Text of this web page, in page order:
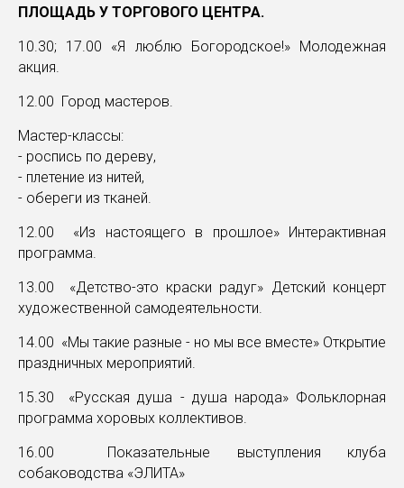
ПЛОЩАДЬ У ТОРГОВОГО ЦЕНТРА.
10.30; 17.00 «Я люблю Богородское!» Молодежная
акция.
12.00 Город мастеров.
Мастер-классы:
- роспись по дереву,
- плетение из нитей,
- обереги из тканей.
12.00 «Из настоящего в прошлое» Интерактивная
программа.
13.00 «Детство-это краски радуг» Детский концерт
художественной самодеятельности.
14.00 «Мы такие разные - но мы все вместе» Открытие
праздничных мероприятий.
15.30 «Русская душа - душа народа» Фольклорная
программа хоровых коллективов.
16.00 Показательные выступления клуба
собаководства «ЭЛИТА»